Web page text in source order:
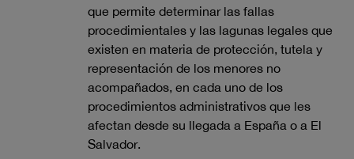
que permite determinar las fallas
procedimientales y las lagunas legales que
existen en materia de protección, tutela y
representación de los menores no
acompañados, en cada uno de los
procedimientos administrativos que les
afectan desde su llegada a España o a El
Salvador.